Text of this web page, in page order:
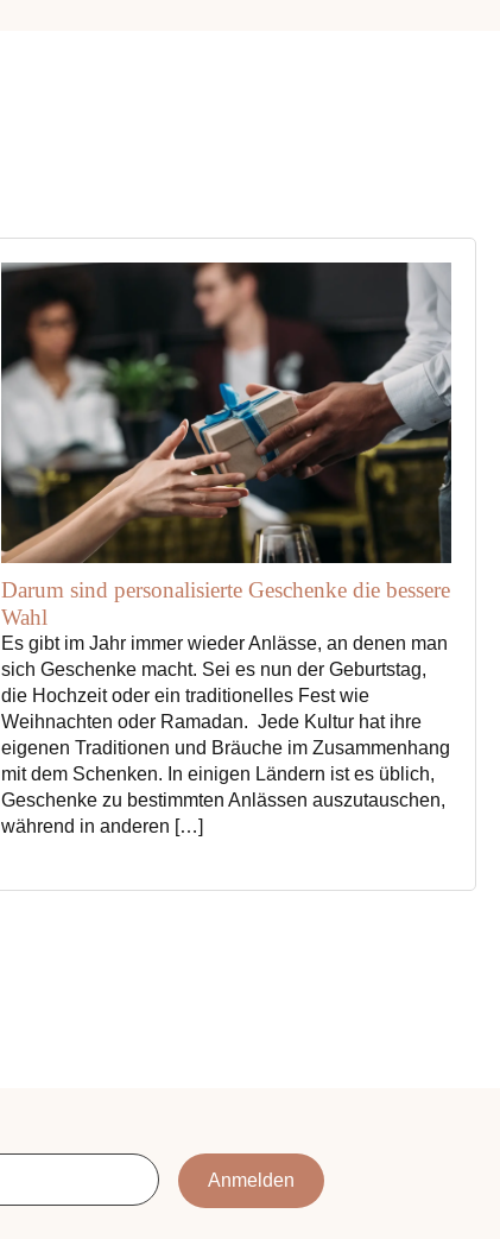
Darum sind personalisierte Geschenke die bessere
Wahl
Es gibt im Jahr immer wieder Anlässe, an denen man
sich Geschenke macht. Sei es nun der Geburtstag,
die Hochzeit oder ein traditionelles Fest wie
Weihnachten oder Ramadan. Jede Kultur hat ihre
eigenen Traditionen und Bräuche im Zusammenhang
mit dem Schenken. In einigen Ländern ist es üblich,
Geschenke zu bestimmten Anlässen auszutauschen,
während in anderen […]
Anmelden